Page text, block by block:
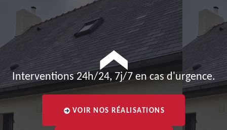
Interventions 24h/24, 7j/7 en cas d'urgence.
VOIR NOS RÉALISATIONS